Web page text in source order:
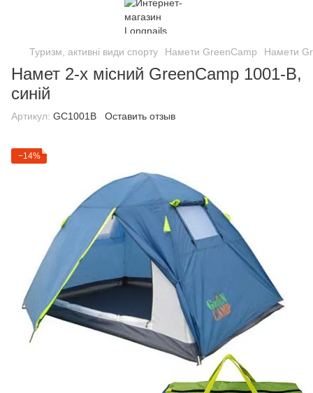
Туризм, активні види спорту Намети GreenCamp Намети
Намет 2-х місний GreenCamp 1001-B,
синій
Артикул: GC1001B Оставить отзыв
−14%